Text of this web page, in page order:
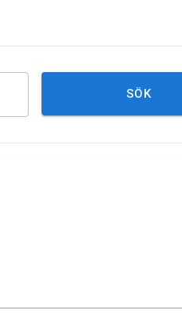
SÖK